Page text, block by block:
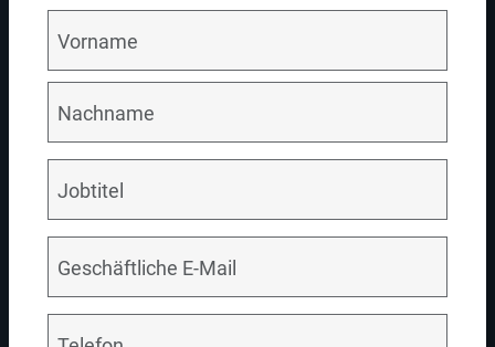
Katalogisierung
Erweitern Sie Ihre KI- und Datenstrategie um Folgendes: